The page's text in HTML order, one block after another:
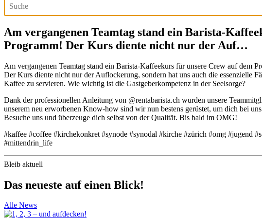
Am vergangenen Teamtag stand ein Barista-
Programm! Der Kurs diente nicht nur der Auf…
Am vergangenen Teamtag stand ein Barista-Kaffeekurs für unsere Crew auf dem
Der Kurs diente nicht nur der Auflockerung, sondern hat uns auch die essenzielle
Kaffee zu servieren. Wie wichtig ist die Gastgeberkompetenz in der Seelsorge?
Dank der professionellen Anleitung von @rentabarista.ch wurden unsere
unserem neu erworbenen Know-how sind wir nun bestens gerüstet, um dich bei
Besuche uns und überzeuge dich selbst von der Qualität. Bis bald im OMG!
#kaffee #coffee #kirchekonkret #synode #synodal #kirche #zürich #omg #jugend
#mittendrin_life
Bleib aktuell
Das neueste auf einen Blick!
Alle News